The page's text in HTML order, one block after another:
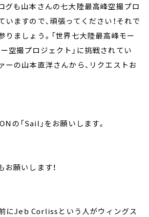
グも山本さんの七大陸最高峰空撮プロ
いますので、頑張ってください！それで
りましょう。「世界七大陸最高峰モー
空撮プロジェクト」に挑戦されてい
ーの山本直洋さんから、リクエストお
の「Sail」をお願いします。
お願いします！
にJeb Corlissという人がウィングス